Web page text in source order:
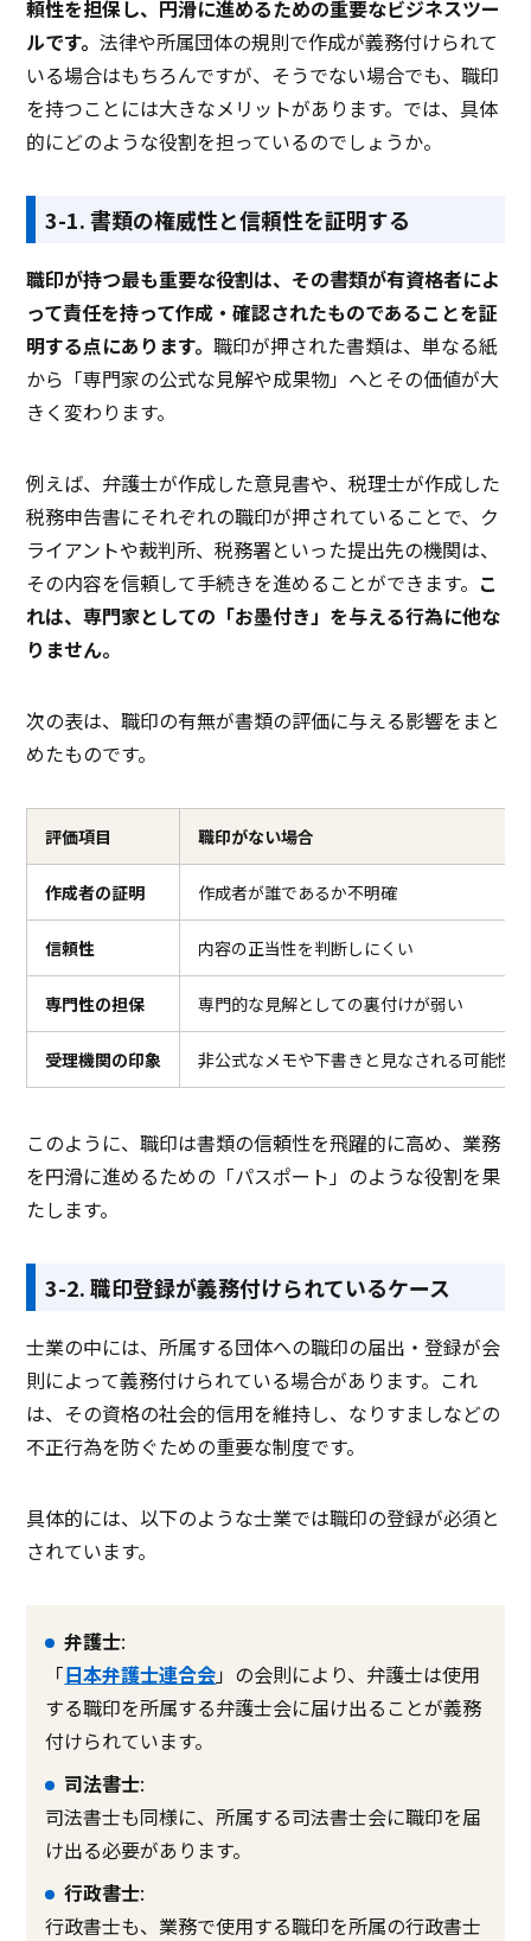
頼性を担保し、円滑に進めるための重要なビジネスツー
ルです。法律や所属団体の規則で作成が義務付けられて
いる場合はもちろんですが、そうでない場合でも、職印
を持つことには大きなメリットがあります。では、具体
的にどのような役割を担っているのでしょうか。
3-1. 書類の権威性と信頼性を証明する
職印が持つ最も重要な役割は、その書類が有資格者によ
って責任を持って作成・確認されたものであることを証
明する点にあります。職印が押された書類は、単なる紙
から「専門家の公式な見解や成果物」へとその価値が大
きく変わります。
例えば、弁護士が作成した意見書や、税理士が作成した
税務申告書にそれぞれの職印が押されていることで、ク
ライアントや裁判所、税務署といった提出先の機関は、
その内容を信頼して手続きを進めることができます。 こ
れは、専門家としての「お墨付き」を与える行為に他な
りません。
次の表は、職印の有無が書類の評価に与える影響をまと
めたものです。
評価項目 職印がない場合
作成者の証明 作成者が誰であるか不明確
信頼性 内容の正当性を判断しにくい
専門性の担保 専門的な見解としての裏付けが弱い
受理機関の印象 非公式なメモや下書きと見なされる可能性
このように、職印は書類の信頼性を飛躍的に高め、業務
を円滑に進めるための「パスポート」のような役割を果
たします。
3-2. 職印登録が義務付けられているケース
士業の中には、所属する団体への職印の届出・登録が会
則によって義務付けられている場合があります。これ
は、その資格の社会的信用を維持し、なりすましなどの
不正行為を防ぐための重要な制度です。
具体的には、以下のような士業では職印の登録が必須と
されています。
弁護士:
「日本弁護士連合会」の会則により、弁護士は使用
する職印を所属する弁護士会に届け出ることが義務
付けられています。
司法書士:
司法書士も同様に、所属する司法書士会に職印を届
け出る必要があります。
行政書士:
行政書士も、業務で使用する職印を所属の行政書士